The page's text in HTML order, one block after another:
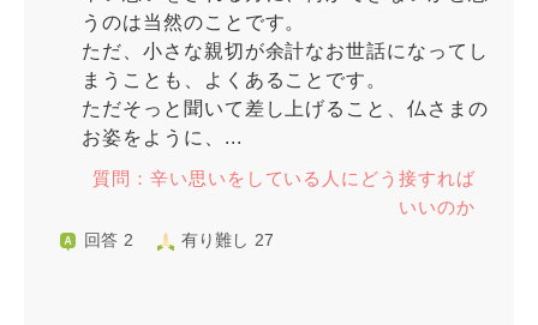
うのは当然のことです。
ただ、小さな親切が余計なお世話になってし
まうことも、よくあることです。
ただそっと聞いて差し上げること、仏さまの
お姿をように、...
質問：辛い思いをしている人にどう接すれば
いいのか
回答 2 有り難し 27